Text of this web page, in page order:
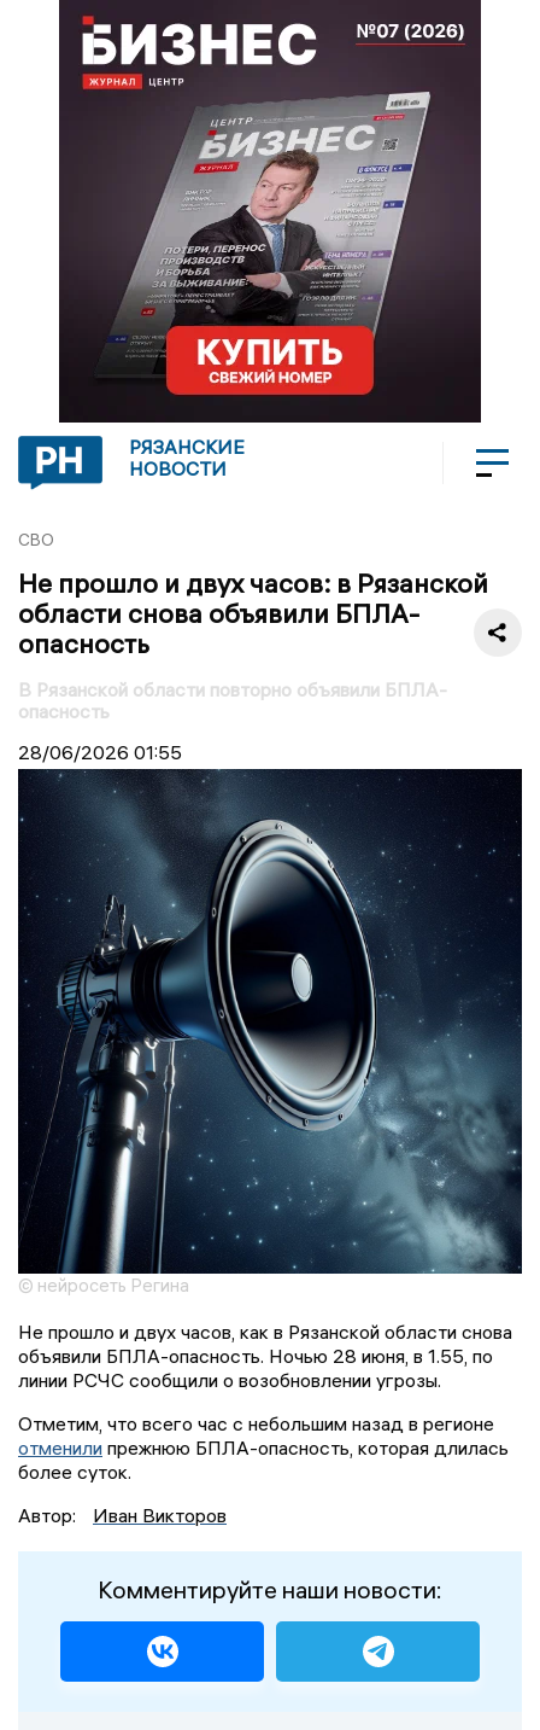
РЯЗАНСКИЕ
НОВОСТИ
СВО
Не прошло и двух часов: в Рязанской
области снова объявили БПЛА-
опасность
В Рязанской области повторно объявили БПЛА-
опасность
28/06/2026 01:55
© нейросеть Регина
Не прошло и двух часов, как в Рязанской области снова
объявили БПЛА-опасность. Ночью 28 июня, в 1.55, по
линии РСЧС сообщили о возобновлении угрозы.
Отметим, что всего час с небольшим назад в регионе
отменили прежнюю БПЛА-опасность, которая длилась
более суток.
Автор:
Иван Викторов
Комментируйте наши новости: